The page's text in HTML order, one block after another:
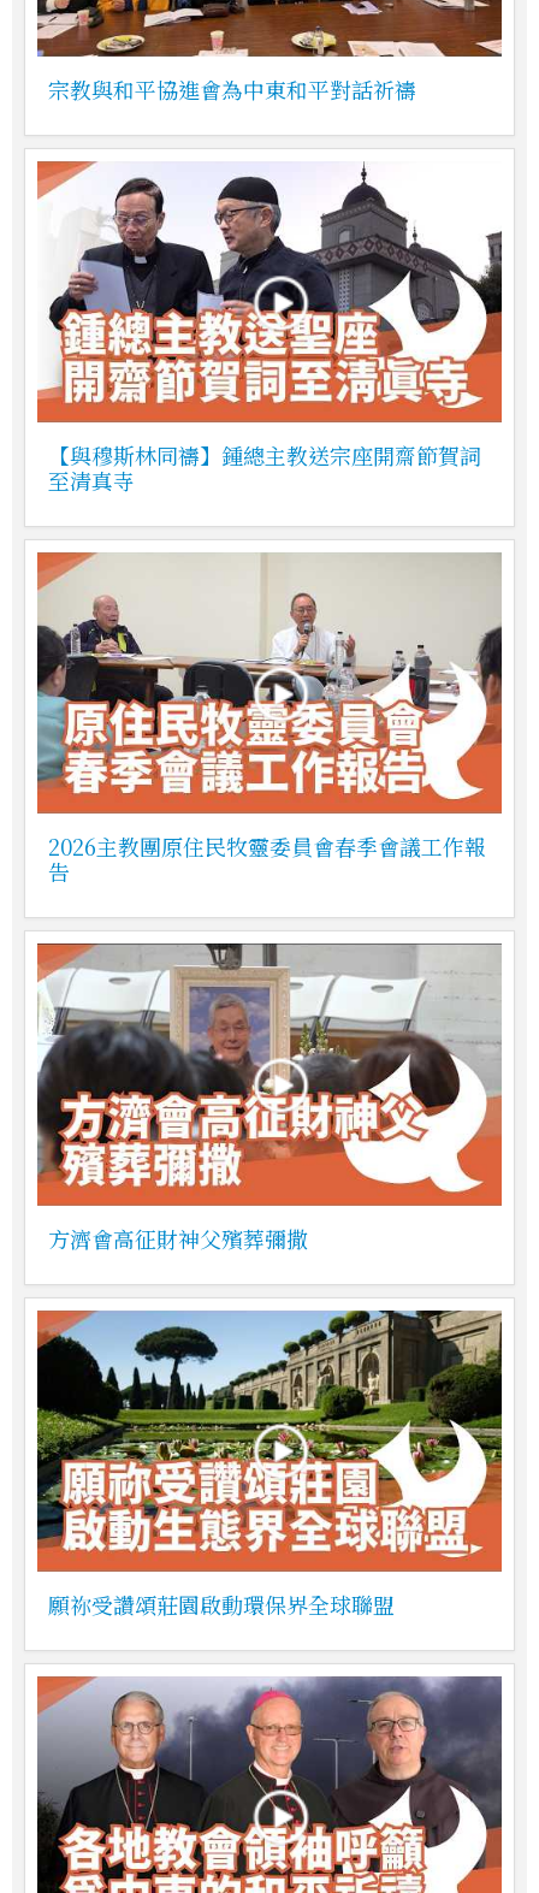
宗教與和平協進會為中東和平對話祈禱
【與穆斯林同禱】鍾總主教送宗座開齋節賀詞
至清真寺
2026主教團原住民牧靈委員會春季會議工作報
告
方濟會高征財神父殯葬彌撒
願祢受讚頌莊園啟動環保界全球聯盟